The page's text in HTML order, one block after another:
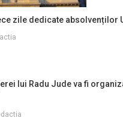
zile dedicate absolvenților
lui Radu Jude va fi